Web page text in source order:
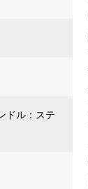
ドル：ステ